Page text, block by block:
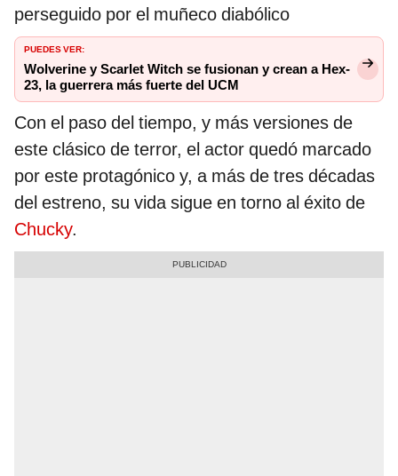
perseguido por el muñeco diabólico
PUEDES VER:
Wolverine y Scarlet Witch se fusionan y crean a Hex-
23, la guerrera más fuerte del UCM
Con el paso del tiempo, y más versiones de
este clásico de terror, el actor quedó marcado
por este protagónico y, a más de tres décadas
del estreno, su vida sigue en torno al éxito de
Chucky.